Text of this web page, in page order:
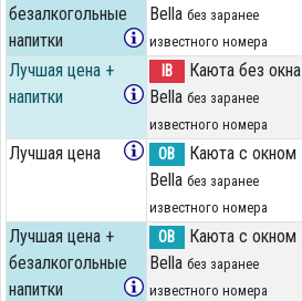
безалкогольные
напитки
Bella без заранее
известного номера
Лучшая цена +
напитки
IB
Каюта без окна
Bella без заранее
известного номера
Лучшая цена OB
Каюта с окном
Bella без заранее
известного номера
Лучшая цена +
безалкогольные
напитки
OB
Каюта с окном
Bella без заранее
известного номера